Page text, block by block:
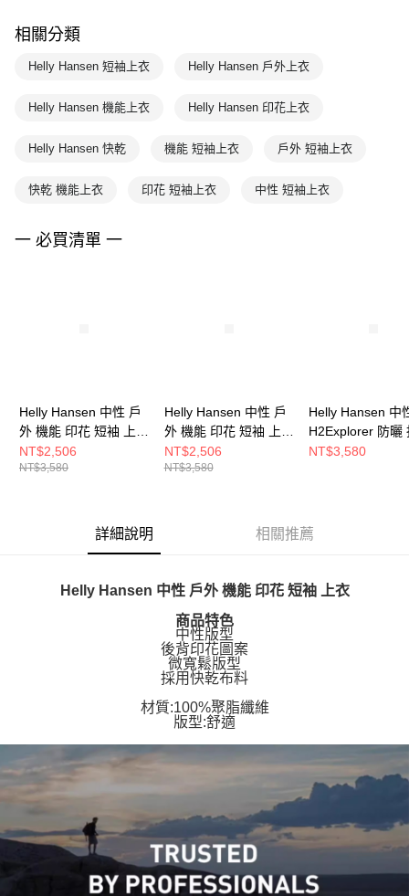
相關分類
Helly Hansen 短袖上衣 Helly Hansen 戶外上衣
Helly Hansen 機能上衣 Helly Hansen 印花上衣
Helly Hansen 快乾 機能 短袖上衣 戶外 短袖上衣
快乾 機能上衣 印花 短袖上衣 中性 短袖上衣
一 必買清單 一
Helly Hansen 中性 戶
外 機能 印花 短袖 上衣
白
NT$2,506
NT$3,580
Helly Hansen 中性 戶
外 機能 印花 短袖 上衣
棕
NT$2,506
NT$3,580
Helly Hansen 中
H2Explorer 防曬
涼感 印花 短袖
NT$3,580
詳細說明 相關推薦
Helly Hansen 中性 戶外 機能 印花 短袖 上衣
商品特色
中性版型
後背印花圖案
微寬鬆版型
採用快乾布料
材質:100%聚脂纖維
版型:舒適